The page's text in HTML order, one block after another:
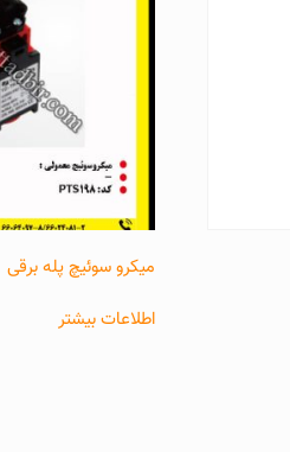
میکرو سوئیچ پله برقی
اطلاعات بیشتر